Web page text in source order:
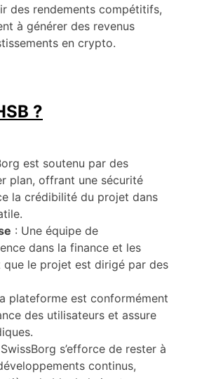
des rendements compétitifs,
à générer des revenus
en crypto.
?
est soutenu par des
plan, offrant une sécurité
la crédibilité du projet dans
: Une équipe de
dans la finance et les
le projet est dirigé par des
plateforme est conformément
des utilisateurs et assure
s’efforce de rester à
continus,